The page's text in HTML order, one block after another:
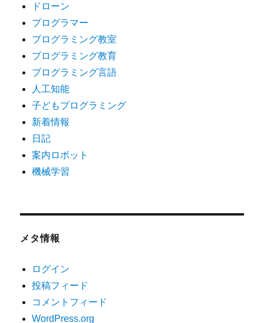
ドローン
プログラマー
プログラミング教室
プログラミング教育
プログラミング言語
人工知能
子どもプログラミング
新着情報
日記
案内ロボット
機械学習
メタ情報
ログイン
投稿フィード
コメントフィード
WordPress.org